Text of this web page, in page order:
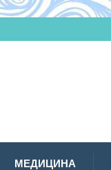
МЕДИЦИНА